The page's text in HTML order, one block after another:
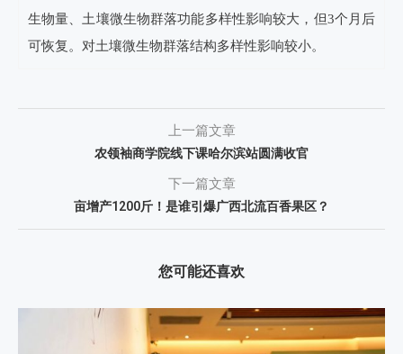
生物量、土壤微生物群落功能多样性影响较大，但3个月后
可恢复。对土壤微生物群落结构多样性影响较小。
上一篇文章
农领袖商学院线下课哈尔滨站圆满收官
下一篇文章
亩增产1200斤！是谁引爆广西北流百香果区？
您可能还喜欢